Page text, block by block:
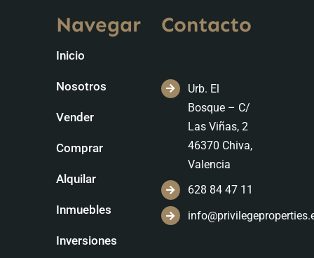
Navegar
Inicio
Nosotros
Vender
Comprar
Alquilar
Inmuebles
Inversiones
Contacto
Urb. El
Bosque – C/
Las Viñas, 2
46370 Chiva,
Valencia
628 84 47 11